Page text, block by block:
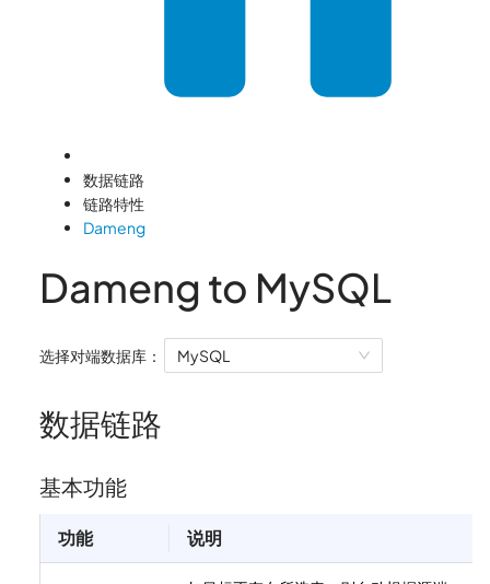
数据链路
链路特性
Dameng
Dameng to MySQL
选择对端数据库： MySQL
数据链路
基本功能
功能 说明